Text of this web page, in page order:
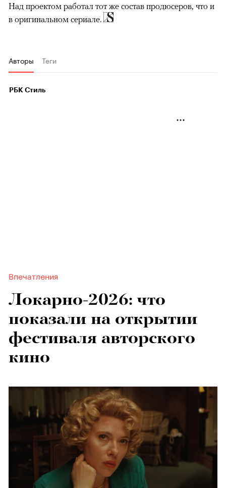
Над проектом работал тот же состав продюсеров, что и
в оригинальном сериале.
Авторы Теги
РБК Стиль
Впечатления
Локарно-2026: что
показали на открытии
фестиваля авторского
кино